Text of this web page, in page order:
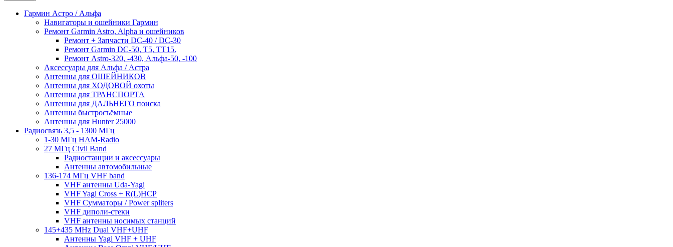
Гармин Астро / Альфа
Навигаторы и ошейники Гармин
Ремонт Garmin Astro, Alpha и ошейников
Ремонт + Запчасти DC-40 / DC-30
Ремонт Garmin DC-50, T5, TT15.
Ремонт Аstro-320, -430, Альфа-50, -100
Аксессуары для Альфа / Астра
Антенны для ОШЕЙНИКОВ
Антенны для ХОДОВОЙ охоты
Антенны для ТРАНСПОРТА
Антенны для ДАЛЬНЕГО поиска
Антенны быстросъёмные
Антенны для Hunter 25000
Радиосвязь 3,5 - 1300 МГц
1-30 МГц HAM-Radio
27 МГц Civil Band
Радиостанции и аксессуары
Антенны автомобильные
136-174 МГц VHF band
VHF антенны Uda-Yagi
VHF Yagi Cross + R(L)HCP
VHF Сумматоры / Power spliters
VHF диполи-стеки
VHF антенны носимых станций
145+435 MHz Dual VHF+UHF
Антенны Yagi VHF + UHF